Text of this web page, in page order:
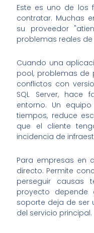
Este es uno de los
contratar. Muchas
su proveedor
problemas reales
Cuando una
pool, problemas de
conflictos con
SQL Server, hace
entorno. Un
tiempos, reduce
que el cliente
incidencia de
Para empresas en
directo. Permite
perseguir causas
proyecto depende
soporte deja de ser
del servicio principal.